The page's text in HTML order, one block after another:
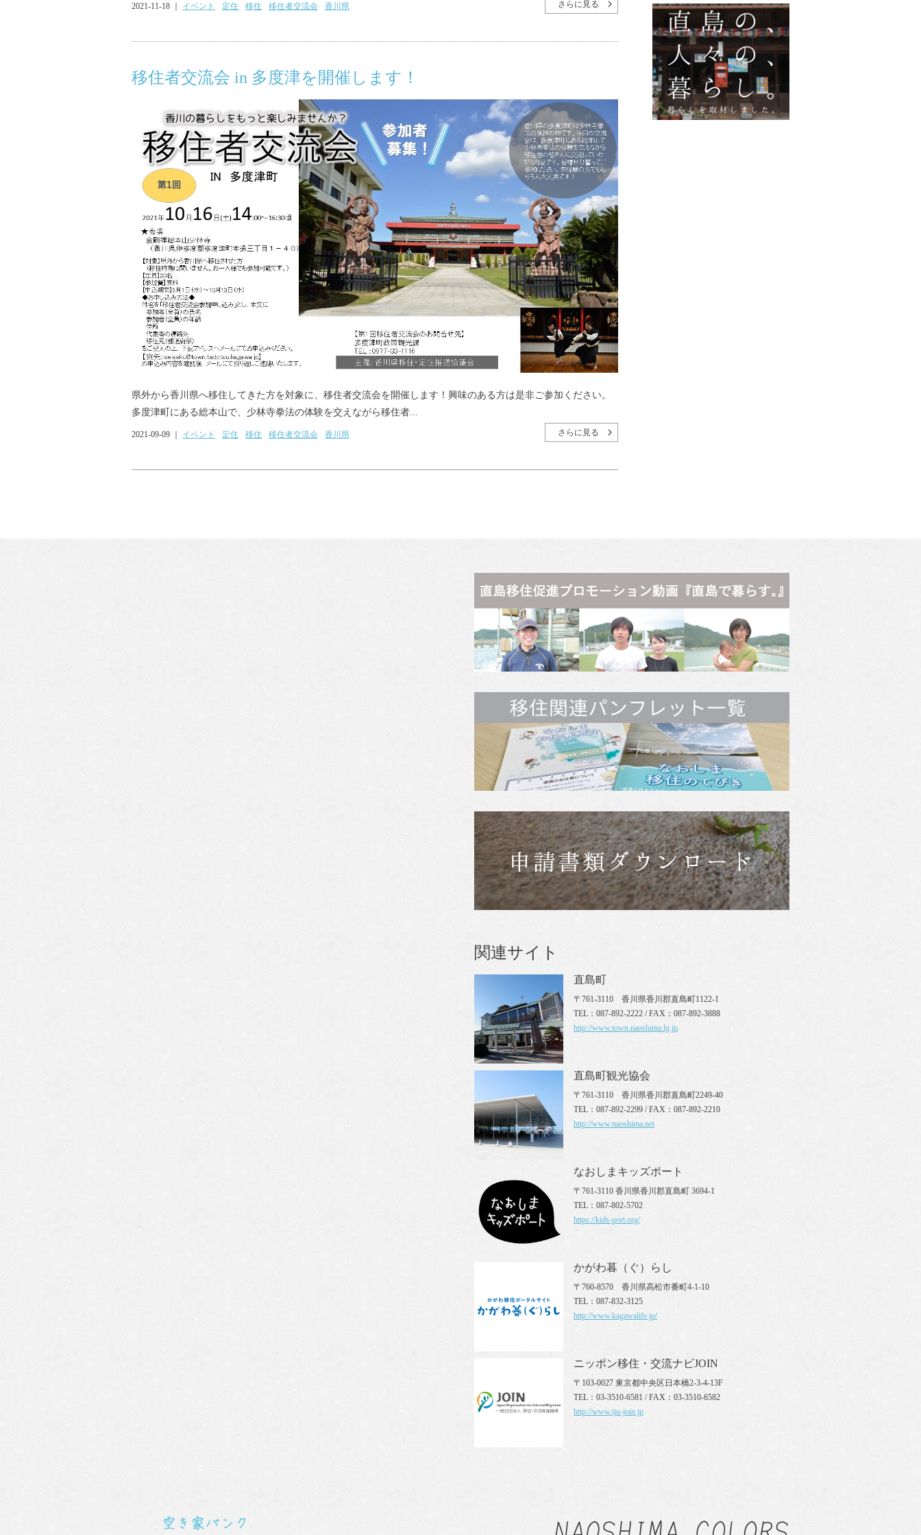
2021-11-18 ｜ イベント 定住 移住 移住者交流会 香川県 さらに見る
移住者交流会 in 多度津を開催します！
県外から香川県へ移住してきた方を対象に、移住者交流会を開催します！興味のある方は是非ご参加ください。
多度津町にある総本山で、少林寺拳法の体験を交えながら移住者...
2021-09-09 ｜ イベント 定住 移住 移住者交流会 香川県 さらに見る
関連サイト
直島町
〒761-3110 香川県香川郡直島町1122-1
TEL：087-892-2222 / FAX：087-892-3888
http://www.town.naoshima.lg.jp
直島町観光協会
〒761-3110 香川県香川郡直島町2249-40
TEL：087-892-2299 / FAX：087-892-2210
http://www.naoshima.net
なおしまキッズポート
〒761-3110 香川県香川郡直島町 3694-1
TEL：087-802-5702
https://kids-port.org/
かがわ暮（ぐ）らし
〒760-8570 香川県高松市番町4-1-10
TEL：087-832-3125
http://www.kagawalife.jp/
ニッポン移住・交流ナビJOIN
〒103-0027 東京都中央区日本橋2-3-4-13F
TEL：03-3510-6581 / FAX：03-3510-6582
http://www.iju-join.jp